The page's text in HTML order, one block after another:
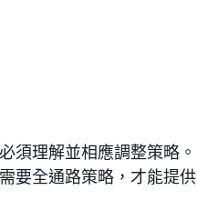
須理解並相應調整策略。
要全通路策略，才能提供